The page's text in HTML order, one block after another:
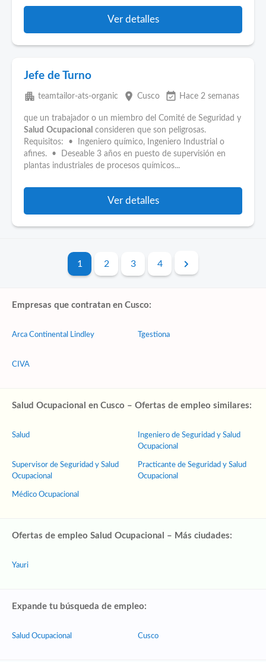
Ver detalles
Jefe de Turno
apartment teamtailor-ats-organic place Cusco event_available Hace 2 semanas
que un trabajador o un miembro del Comité de Seguridad y
Salud Ocupacional consideren que son peligrosas.
Requisitos: • Ingeniero químico, Ingeniero Industrial o
afines. • Deseable 3 años en puesto de supervisión en
plantas industriales de procesos químicos...
Ver detalles
1 2 3 4
Empresas que contratan en Cusco:
Arca Continental Lindley
CIVA
Tgestiona
Salud Ocupacional en Cusco – Ofertas de empleo similares:
Salud
Supervisor de Seguridad y Salud
Ocupacional
Médico Ocupacional
Ingeniero de Seguridad y Salud
Ocupacional
Practicante de Seguridad y Salud
Ocupacional
Ofertas de empleo Salud Ocupacional – Más ciudades:
Yauri
Expande tu búsqueda de empleo:
Salud Ocupacional Cusco